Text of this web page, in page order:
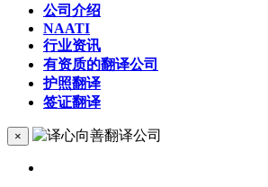
公司介绍
NAATI
行业资讯
有资质的翻译公司
护照翻译
签证翻译
×